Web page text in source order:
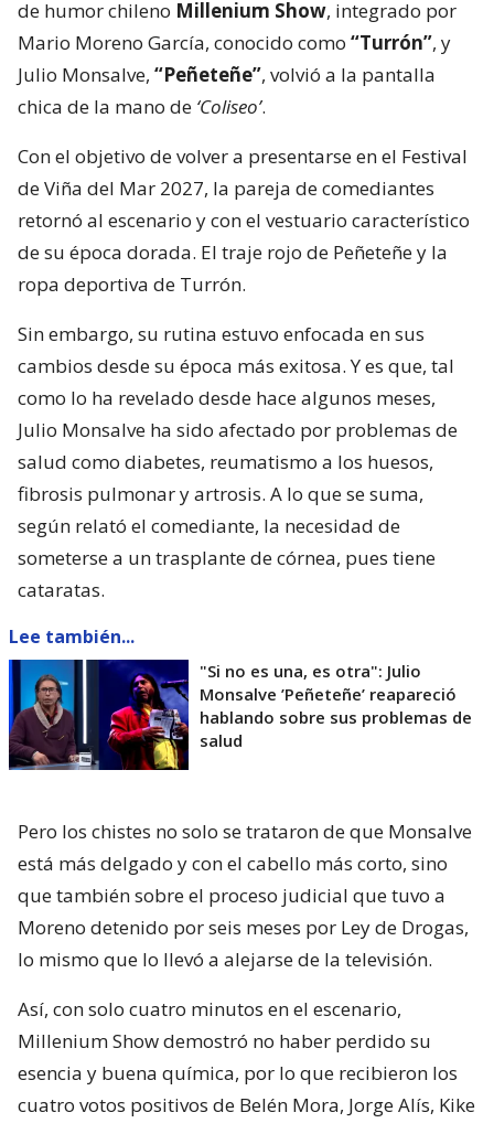
de humor chileno Millenium Show, integrado por
Mario Moreno García, conocido como “Turrón”, y
Julio Monsalve, “Peñeteñe”, volvió a la pantalla
chica de la mano de ‘Coliseo’.
Con el objetivo de volver a presentarse en el Festival
de Viña del Mar 2027, la pareja de comediantes
retornó al escenario y con el vestuario característico
de su época dorada. El traje rojo de Peñeteñe y la
ropa deportiva de Turrón.
Sin embargo, su rutina estuvo enfocada en sus
cambios desde su época más exitosa. Y es que, tal
como lo ha revelado desde hace algunos meses,
Julio Monsalve ha sido afectado por problemas de
salud como diabetes, reumatismo a los huesos,
fibrosis pulmonar y artrosis. A lo que se suma,
según relató el comediante, la necesidad de
someterse a un trasplante de córnea, pues tiene
cataratas.
Lee también...
"Si no es una, es otra": Julio
Monsalve ’Peñeteñe’ reapareció
hablando sobre sus problemas de
salud
Pero los chistes no solo se trataron de que Monsalve
está más delgado y con el cabello más corto, sino
que también sobre el proceso judicial que tuvo a
Moreno detenido por seis meses por Ley de Drogas,
lo mismo que lo llevó a alejarse de la televisión.
Así, con solo cuatro minutos en el escenario,
Millenium Show demostró no haber perdido su
esencia y buena química, por lo que recibieron los
cuatro votos positivos de Belén Mora, Jorge Alís, Kike